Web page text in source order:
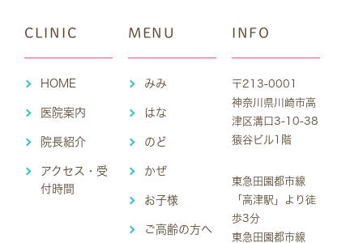
CLINIC
HOME
医院案内
院長紹介
アクセス・受
付時間
MENU
みみ
はな
のど
かぜ
お子様
ご高齢の方へ
INFO
〒213-0001
神奈川県川崎市高
津区溝口3-10-38
猿谷ビル1階
東急田園都市線
「高津駅」より徒
歩3分
東急田園都市線